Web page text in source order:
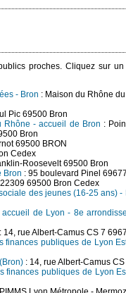
proches. Cliquez sur
- Bron : Maison du Rhône
Pic 69500 Bron
Rhône - accueil de Bron :
Bron
69500 BRON
Cedex
Roosevelt 69500 Bron
Bron : 95 boulevard Pinel
69500 Bron Cedex
des jeunes (16-25 ans) -
de Lyon - 8e
: 14, rue Albert-Camus CS 7
finances publiques de Lyon
: 14, rue Albert-Camus
finances publiques de Lyon